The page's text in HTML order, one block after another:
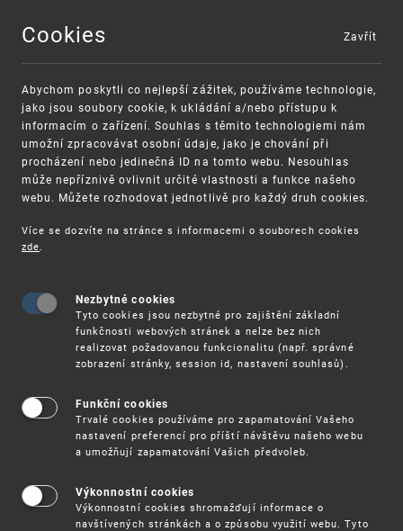
MENU
VAROVÁNÍ
Finanční podpora
Vynálezy / Patenty
Užitnévzory
Cookies
Abychom poskytli co nejlepší zážitek, používáme technologie,
jako jsou soubory cookie, k ukládání a/nebo přístupu k
informacím o zařízení. Souhlas s těmito technologiemi nám
umožní zpracovávat osobní údaje, jako je chování při
procházení nebo jedinečná ID na tomto webu. Nesouhlas
může nepříznivě ovlivnit určité vlastnosti a funkce našeho
webu. Můžete rozhodovat jednotlivě pro každý druh cookies.
Více se dozvíte na stránce s informacemi o souborech cookies
zde.
Nezbytné cookies
Tyto cookies jsou nezbytné pro zajištění základní
funkčnosti webových stránek a nelze bez nich
realizovat požadovanou funkcionalitu (např. správné
zobrazení stránky, session id, nastavení souhlasů).
Funkční cookies
Trvalé cookies používáme pro zapamatování Vašeho
nastavení preferencí pro příští návštěvu našeho webu
a umožňují zapamatování Vašich předvoleb.
Výkonnostní cookies
Výkonnostní cookies shromažďují informace o
navštívených stránkách a o způsobu využití webu. Tyto
Zavřít